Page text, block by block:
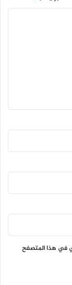
في هذا المتصفح